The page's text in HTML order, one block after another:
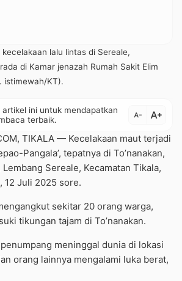
lalu lintas di Sereale,
di Kamar jenazah Rumah Sakit Elim
istimewah/KT).
ini untuk mendapatkan
terbaik.
text_decrease text_increase
TIKALA — Kecelakaan maut terjadi
Pangala’, tepatnya di To’nanakan,
Sereale, Kecamatan Tikala,
12 Juli 2025 sore.
sekitar 20 orang warga,
tikungan tajam di To’nanakan.
meninggal dunia di lokasi
orang lainnya mengalami luka berat,